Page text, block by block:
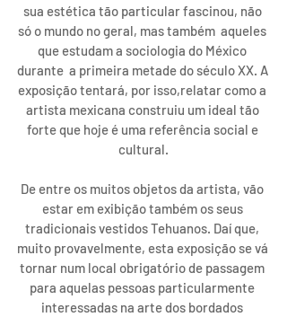
sua estética tão particular fascinou, não
só o mundo no geral, mas também  aqueles
que estudam a sociologia do México
durante  a primeira metade do século XX. A
exposição tentará, por isso,relatar como a
artista mexicana construiu um ideal tão
forte que hoje é uma referência social e
cultural.
De entre os muitos objetos da artista, vão
estar em exibição também os seus
tradicionais vestidos Tehuanos. Daí que,
muito provavelmente, esta exposição se vá
tornar num local obrigatório de passagem
para aquelas pessoas particularmente
interessadas na arte dos bordados